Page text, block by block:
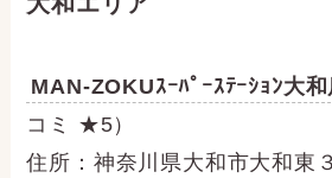
MAN-ZOKUｽｰﾊﾟｰｽﾃｰｼｮﾝ大和
コミ ★5）
住所：神奈川県大和市大和東